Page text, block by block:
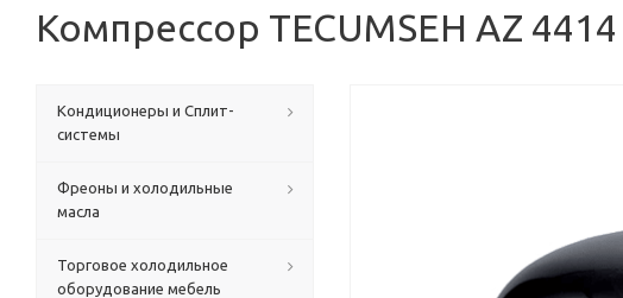
Компрессор TECUMSEH AZ 4414
Кондиционеры и Сплит-
системы
Фреоны и холодильные
масла
Торговое холодильное
оборудование мебель